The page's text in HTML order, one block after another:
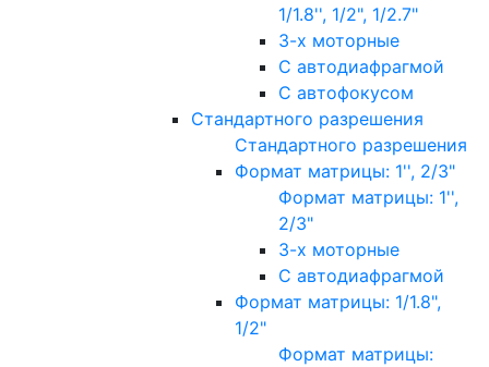
1/1.8'', 1/2", 1/2.7"
3-х моторные
С автодиафрагмой
С автофокусом
Стандартного разрешения
Стандартного разрешения
Формат матрицы: 1'', 2/3"
Формат матрицы: 1'',
2/3"
3-х моторные
С автодиафрагмой
Формат матрицы: 1/1.8",
1/2"
Формат матрицы: